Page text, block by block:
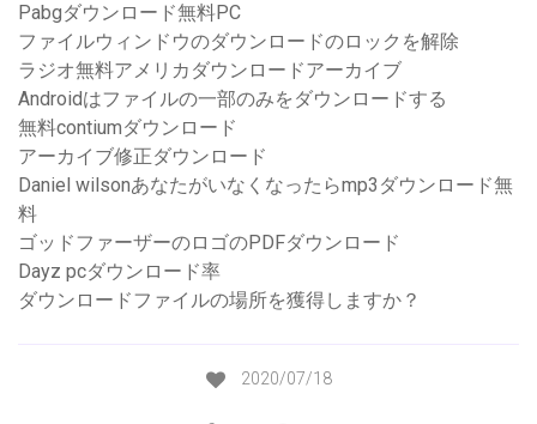
Pabgダウンロード無料PC
ファイルウィンドウのダウンロードのロックを解除
ラジオ無料アメリカダウンロードアーカイブ
Androidはファイルの一部のみをダウンロードする
無料contiumダウンロード
アーカイブ修正ダウンロード
Daniel wilsonあなたがいなくなったらmp3ダウンロード無
料
ゴッドファーザーのロゴのPDFダウンロード
Dayz pcダウンロード率
ダウンロードファイルの場所を獲得しますか？
2020/07/18